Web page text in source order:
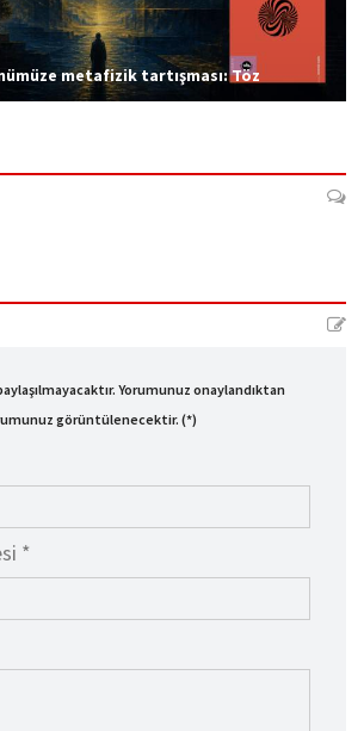
metafizik tartışması: Töz
Yorumunuz onaylandıktan
görüntülenecektir. (*)
*